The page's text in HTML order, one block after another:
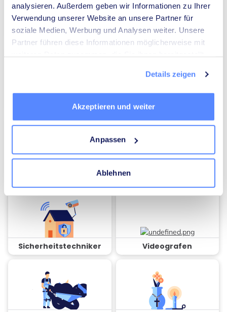
analysieren. Außerdem geben wir Informationen zu Ihrer
Verwendung unserer Website an unsere Partner für
soziale Medien, Werbung und Analysen weiter. Unsere
Partner führen diese Informationen möglicherweise mit
Details zeigen
Akzeptieren und weiter
Anpassen
Ablehnen
Umzugsunternehmen Heizungsbauer
Elektriker Mediatoren
Sicherheitstechniker Videografen